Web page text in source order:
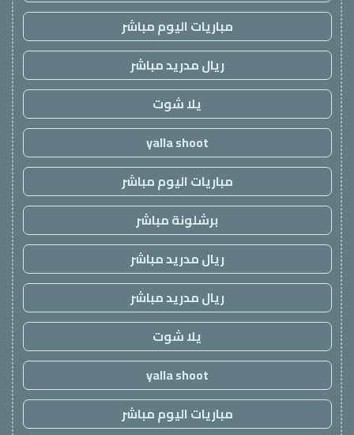
مباريات اليوم مباشر
ريال مدريد مباشر
يلا شوت
yalla shoot
مباريات اليوم مباشر
برشلونة مباشر
ريال مدريد مباشر
ريال مدريد مباشر
يلا شوت
yalla shoot
مباريات اليوم مباشر